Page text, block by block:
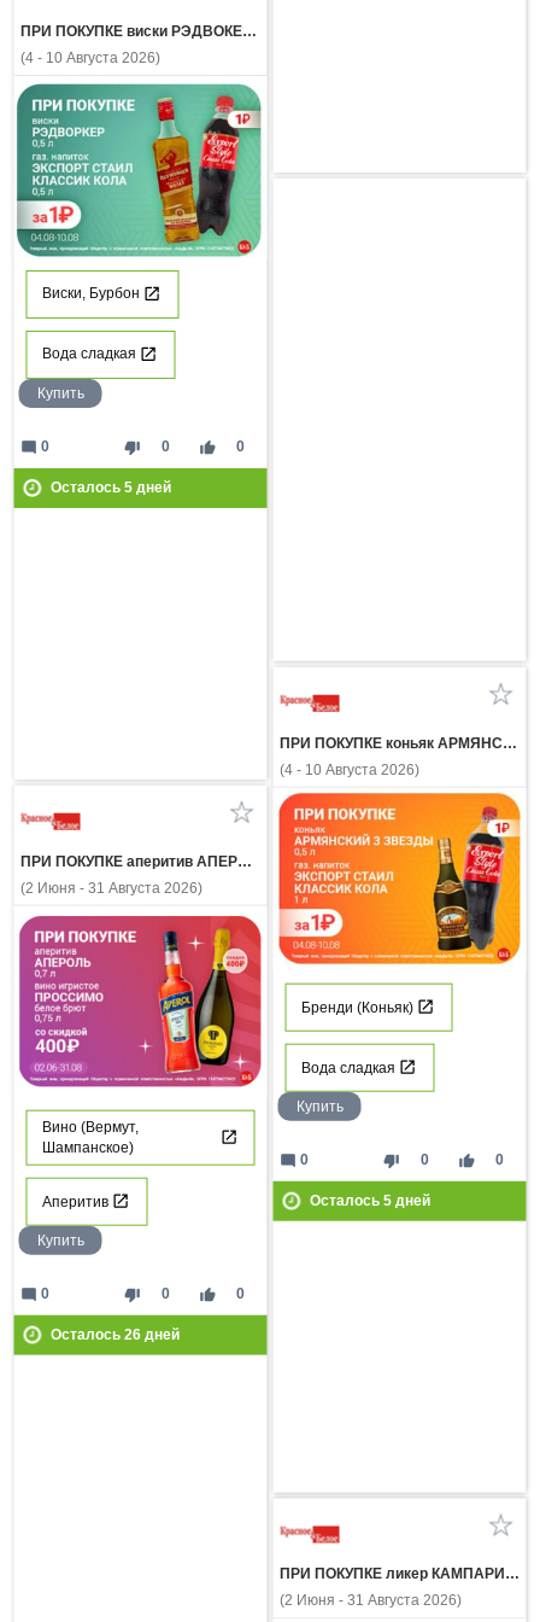
ПРИ ПОКУПКЕ виски РЭДВОКЕР 0,5л газ напиток ЭКСПОРТ СТАЙЛ КЛАССИК КОЛА 0,5л за 1 рубль
(4 - 10 Августа 2026)
Виски, Бурбон
Вода сладкая
Купить
thumb_down 0 thumb_up 0
mode_comment 0
Осталось 5дней
ПРИ ПОКУПКЕ коньяк АРМЯНСКИЙ 3 ЗВЕЗДЫ 0,5л газ напиток ЭКСПОРТ СТАЙЛ КЛАССИК КОЛА 1 л за 1 рубль
(4 - 10 Августа 2026)
Бренди (Коньяк)
Вода сладкая
Купить
thumb_down 0 thumb_up 0
mode_comment 0
Осталось 5дней
ПРИ ПОКУПКЕ аперитив АПЕРОЛЬ 0.7л вино игристое ПРОССИМО белое брют 0.75л со скидкой 400 рублей
(2 Июня - 31 Августа 2026)
Вино (Вермут,
Шампанское)
Аперитив
Купить
thumb_down 0 thumb_up 0
mode_comment 0
Осталось 26дней
ПРИ ПОКУПКЕ ликер КАМПАРИ 0.7л вино игристое ПРОССИМО белое брют 0.75л со скидкой 400 рублей
(2 Июня - 31 Августа 2026)